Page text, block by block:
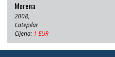
Morena
2008,
Catepilar
Cijena: 1 EUR